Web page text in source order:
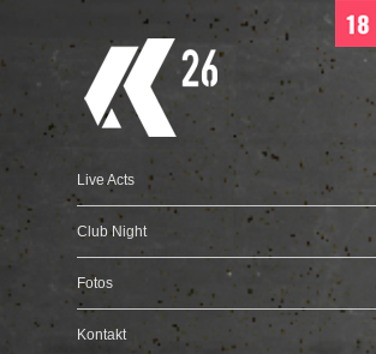
Live Acts
Club Night
Fotos
Kontakt